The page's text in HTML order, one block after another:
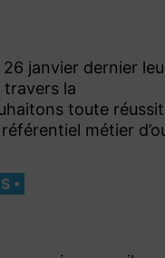
janvier dernier
travers la
toute
métier